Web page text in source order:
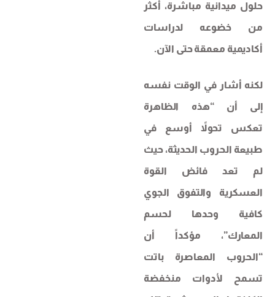
حلول ميدانية مباشرة، أكثر
من خضوعه لدراسات
أكاديمية معمقة حتى الآن.
لكنه أشار في الوقت نفسه
إلى أن “هذه الظاهرة
تعكس تحولاً أوسع في
طبيعة الحروب الحديثة، حيث
لم تعد فائض القوة
العسكرية والتفوق الجوي
كافية وحدها لحسم
المعارك”، مؤكداً أن
“الحروب المعاصرة باتت
تسمح لأدوات منخفضة